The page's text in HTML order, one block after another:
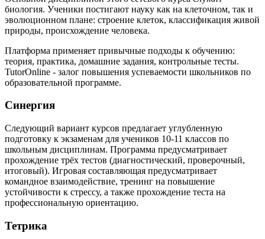
биология. Ученики постигают науку как на клеточном, так и
эволюционном плане: строение клеток, классификация живой
природы, происхождение человека.
Платформа применяет привычные подходы к обучению:
теория, практика, домашние задания, контрольные тесты.
TutorOnline - залог повышения успеваемости школьников по
образовательной программе.
Синергия
Следующий вариант курсов предлагает углубленную
подготовку к экзаменам для учеников 10-11 классов по
школьным дисциплинам. Программа предусматривает
прохождение трёх тестов (диагностический, проверочный,
итоговый). Игровая составляющая предусматривает
командное взаимодействие, тренинг на повышение
устойчивости к стрессу, а также прохождение теста на
профессиональную ориентацию.
Тетрика